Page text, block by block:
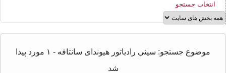
انتخاب جستجو
موضوع جستجو: سيني رادیاتور هیوندای سانتافه - ۱ مورد پیدا
شد